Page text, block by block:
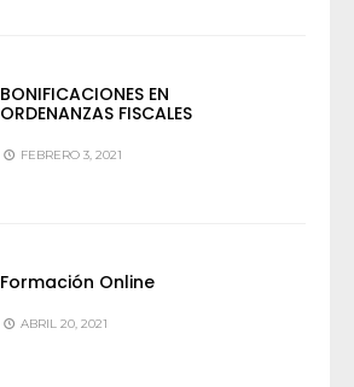
BONIFICACIONES EN
ORDENANZAS FISCALES
FEBRERO 3, 2021
Formación Online
ABRIL 20, 2021